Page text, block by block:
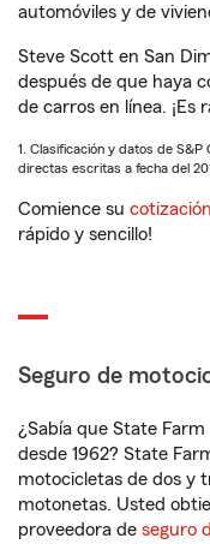
automóviles y de
Steve Scott en San
después de que haya
de carros en línea. ¡Es
1. Clasificación y datos de
directas escritas a fecha del
Comience su
rápido y sencillo!
Seguro de
¿Sabía que State
desde 1962? State
motocicletas de dos y
motonetas. Usted
proveedora de seguro